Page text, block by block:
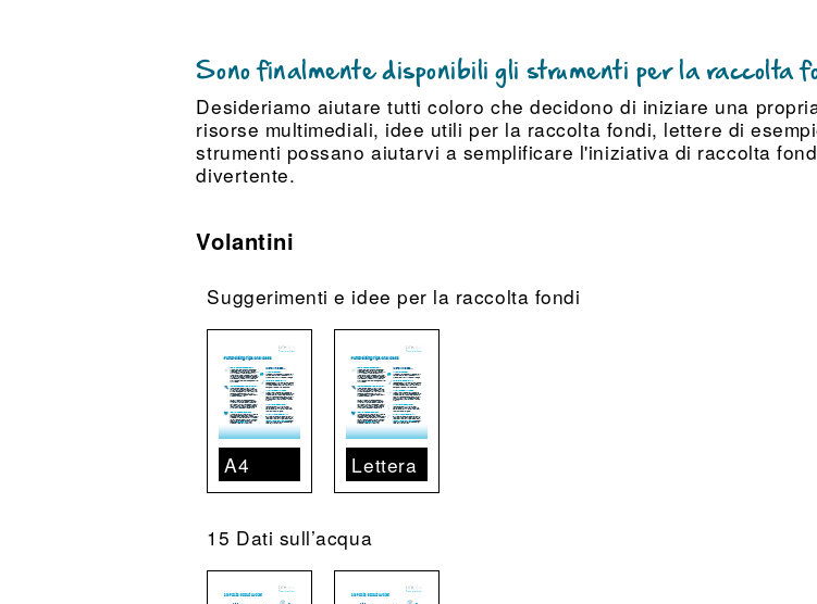
Sono finalmente disponibili gli strumenti per la raccolta
Desideriamo aiutare tutti coloro che decidono di iniziare una
risorse multimediali, idee utili per la raccolta fondi, lettere di
strumenti possano aiutarvi a semplificare l'iniziativa di raccolta
divertente.
Volantini
Suggerimenti e idee per la raccolta fondi
A4 Lettera
15 Dati sull’acqua